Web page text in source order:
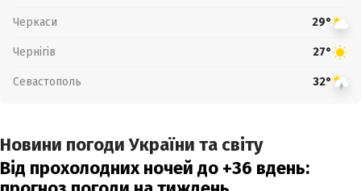
Черкаси 29°
Чернігів 27°
Севастополь 32°
Новини погоди України та світу
Від прохолодних ночей до +36 вдень: